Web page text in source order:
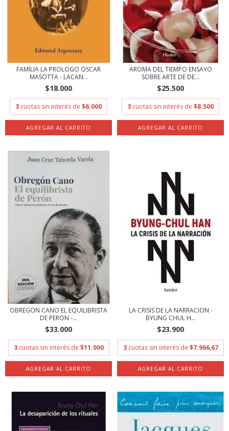
FAMILIA LA PROLOGO OSCAR
MASOTTA - LACAN...
$18.000
3 cuotas sin interés de $6.000
AROMA DEL TIEMPO ENSAYO
SOBRE ARTE DE DE...
$25.500
3 cuotas sin interés de $8.500
OBREGON CANO EL EQUILIBRISTA
DE PERON -...
$33.000
3 cuotas sin interés de $11.000
LA CRISIS DE LA NARRACION -
BYUNG CHUL H...
$23.900
3 cuotas sin interés de $7.966,67